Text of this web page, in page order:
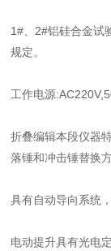
1#、2#铝硅合金试
规定。
工作电源
折叠编辑本段仪器
落锤和冲击锤替换
具有自动导向系统
电动提升具有光电